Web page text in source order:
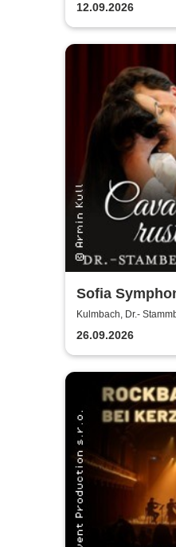
12.09.2026
Sofia
Rusticana |
zu Guttenberg
Kulmbach, Dr.-
26.09.2026